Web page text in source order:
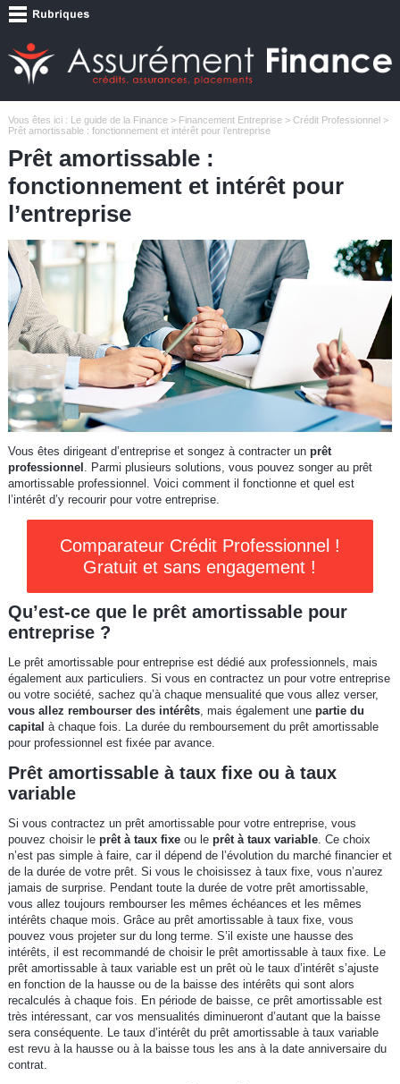
Vous êtes ici : Le guide de la Finance> Financement Entreprise> Crédit Professionnel>
Prêt amortissable : fonctionnement et intérêt pour l’entreprise
Prêt amortissable :
fonctionnement et intérêt pour
l’entreprise
Vous êtes dirigeant d’entreprise et songez à contracter un prêt
professionnel
. Parmi plusieurs solutions, vous pouvez songer au prêt
amortissable professionnel. Voici comment il fonctionne et quel est
l’intérêt d’y recourir pour votre entreprise.
Comparateur Crédit Professionnel !
Gratuit et sans engagement !
Qu’est-ce que le prêt amortissable pour
entreprise ?
Le prêt amortissable pour entreprise est dédié aux professionnels, mais
également aux particuliers. Si vous en contractez un pour votre entreprise
ou votre société, sachez qu’à chaque mensualité que vous allez verser,
vous allez rembourser des intérêts, mais également une partie du
capital à chaque fois. La durée du remboursement du prêt amortissable
pour professionnel est fixée par avance.
Prêt amortissable à taux fixe ou à taux
variable
Si vous contractez un prêt amortissable pour votre entreprise, vous
pouvez choisir le prêt à taux fixeou le prêt à taux variable. Ce choix
n’est pas simple à faire, car il dépend de l’évolution du marché financier et
de la durée de votre prêt. Si vous le choisissez à taux fixe, vous n’aurez
jamais de surprise. Pendant toute la durée de votre prêt amortissable,
vous allez toujours rembourser les mêmes échéances et les mêmes
intérêts chaque mois. Grâce au prêt amortissable à taux fixe, vous
pouvez vous projeter sur du long terme. S’il existe une hausse des
intérêts, il est recommandé de choisir le prêt amortissable à taux fixe. Le
prêt amortissable à taux variable est un prêt où le taux d’intérêt s’ajuste
en fonction de la hausse ou de la baisse des intérêts qui sont alors
recalculés à chaque fois. En période de baisse, ce prêt amortissable est
très intéressant, car vos mensualités diminueront d’autant que la baisse
sera conséquente. Le taux d’intérêt du prêt amortissable à taux variable
est revu à la hausse ou à la baisse tous les ans à la date anniversaire du
contrat.